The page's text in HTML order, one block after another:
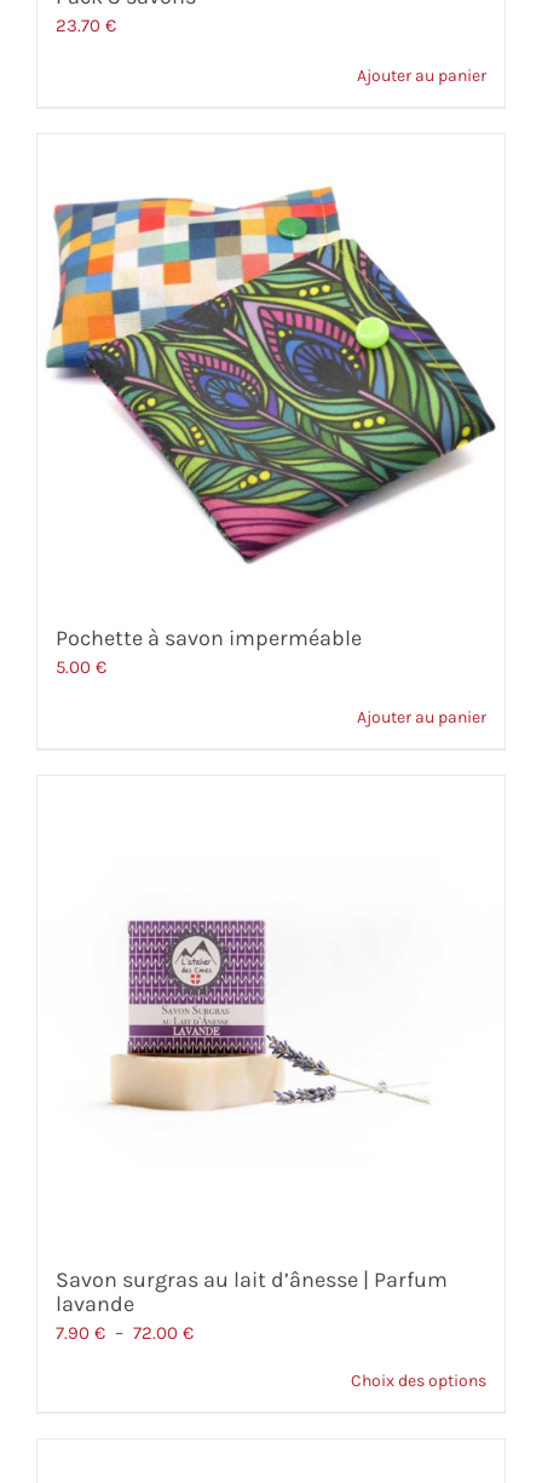
23.70 €
Ajouter au panier
Pochette à savon imperméable
5.00 €
Ajouter au panier
Savon surgras au lait d’ânesse | Parfum
lavande
7.90 € – 72.00 €Plage
Choix des options